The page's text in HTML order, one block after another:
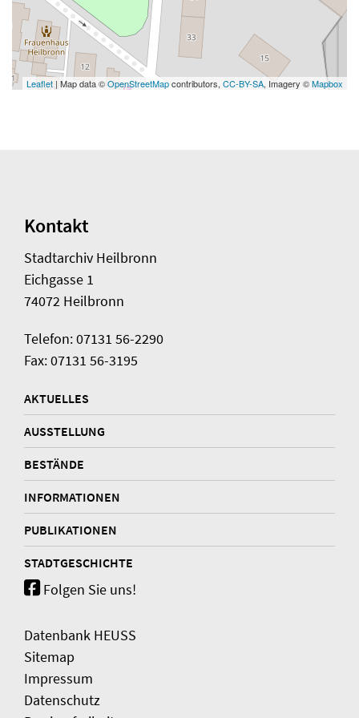
Leaflet | Map data ©OpenStreetMapcontributors, CC-BY-SA, Imagery ©Mapbox
Kontakt
Stadtarchiv Heilbronn
Eichgasse 1
74072 Heilbronn
Telefon: 07131 56-2290
Fax: 07131 56-3195
AKTUELLES
AUSSTELLUNG
BESTÄNDE
INFORMATIONEN
PUBLIKATIONEN
STADTGESCHICHTE
Folgen Sie uns!
Datenbank HEUSS
Sitemap
Impressum
Datenschutz